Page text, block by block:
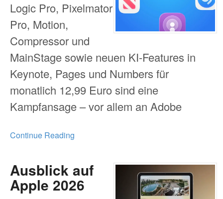
Logic Pro, Pixelmator
Pro, Motion,
Compressor und
MainStage sowie neuen KI-Features in
Keynote, Pages und Numbers für
monatlich 12,99 Euro sind eine
Kampfansage – vor allem an Adobe
Continue Reading
Ausblick auf
Apple 2026